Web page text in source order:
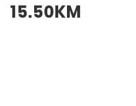
15.50KM